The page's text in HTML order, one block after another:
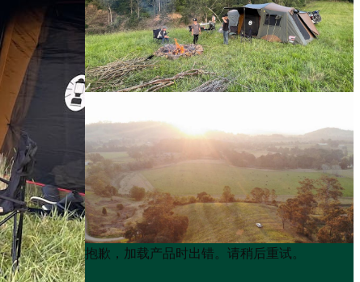
Product
List
Product
List
抱歉，加载产品时出错。请稍后重试。